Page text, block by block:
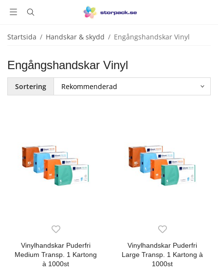
Startsida / Handskar & skydd / Engångshandskar Vinyl
Engångshandskar Vinyl
Sortering
Vinylhandskar Puderfri
Medium Transp. 1 Kartong
à 1000st
Vinylhandskar Puderfri
Large Transp. 1 Kartong à
1000st